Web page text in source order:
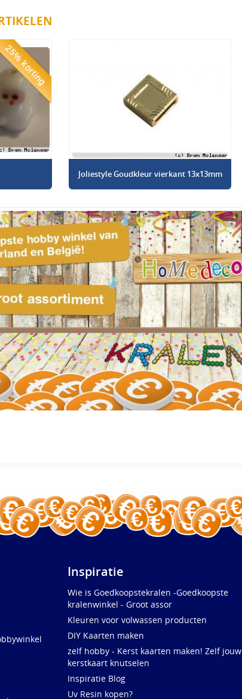
25% korting
Joliestyle Goudkleur vierkant 13x13mm
Inspiratie
Wie is Goedkoopstekralen -Goedkoopste
kralenwinkel - Groot assor
Kleuren voor volwassen producten
DIY Kaarten maken
zelf hobby - Kerst kaarten maken! Zelf jouw
kerstkaart knutselen
Inspiratie Blog
Uv Resin kopen?